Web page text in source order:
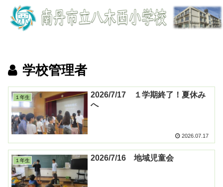
学校管理者
１年生
2026/7/17 １学期終了！夏休み
へ
2026.07.17
１年生 2026/7/16 地域児童会